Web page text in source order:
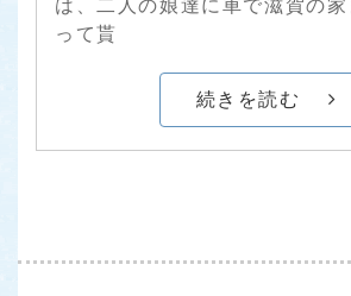
は、二人の娘達に車で滋賀の
って貰
続きを読む